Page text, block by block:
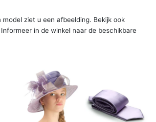
ziet u een afbeelding. Bekijk ook
in de winkel naar de beschikbare